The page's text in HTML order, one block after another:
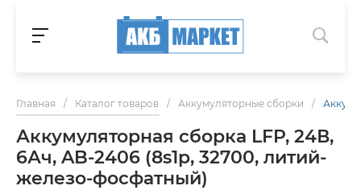
Главная / Каталог товаров / Аккумуляторные сборки /
Аккумуляторная сборка LFP, 24В,
6Ач, AB-2406 (8s1p, 32700, литий-
железо-фосфатный)